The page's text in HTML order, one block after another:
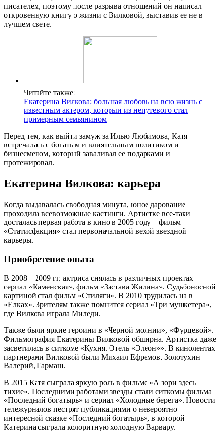
писателем, поэтому после разрыва отношений он написал
откровенную книгу о жизни с Вилковой, выставив ее не в
лучшем свете.
Читайте также:
Екатерина Вилкова: большая любовь на всю жизнь с
известным актёром, который из непутёвого стал
примерным семьянином
Перед тем, как выйти замуж за Илью Любимова, Катя
встречалась с богатым и влиятельным политиком и
бизнесменом, который заваливал ее подарками и
протежировал.
Екатерина Вилкова: карьера
Когда выдавалась свободная минута, юное дарование
проходила всевозможные кастинги. Артистке все-таки
досталась первая работа в кино в 2005 году – фильм
«Статисфакция» стал первоначальной вехой звездной
карьеры.
Приобретение опыта
В 2008 – 2009 гг. актриса снялась в различных проектах –
сериал «Каменская», фильм «Застава Жилина». Судьбоносной
картиной стал фильм «Стиляги». В 2010 трудилась на в
«Елках». Зрителям также помнится сериал «Три мушкетера»,
где Вилкова играла Миледи.
Также были яркие героини в «Черной молнии», «Фурцевой».
Фильмография Екатерины Вилковой обширна. Артистка даже
засветилась в ситкоме «Кухня. Отель «Элеон»». В кинолентах
партнерами Вилковой были Михаил Ефремов, Золотухин
Валерий, Гармаш.
В 2015 Катя сыграла яркую роль в фильме «А зори здесь
тихие». Последними работами звезды стали ситкомы фильма
«Последний богатырь» и сериал «Холодные берега». Новости
тележурналов пестрят публикациями о невероятно
интересной сказке «Последний богатырь», в которой
Катерина сыграла колоритную холодную Варвару.